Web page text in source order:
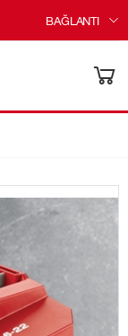
BAĞLANTI